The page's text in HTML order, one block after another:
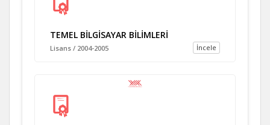
TEMEL BİLGİSAYAR BİLİMLERİ
İncele
Lisans / 2004-2005